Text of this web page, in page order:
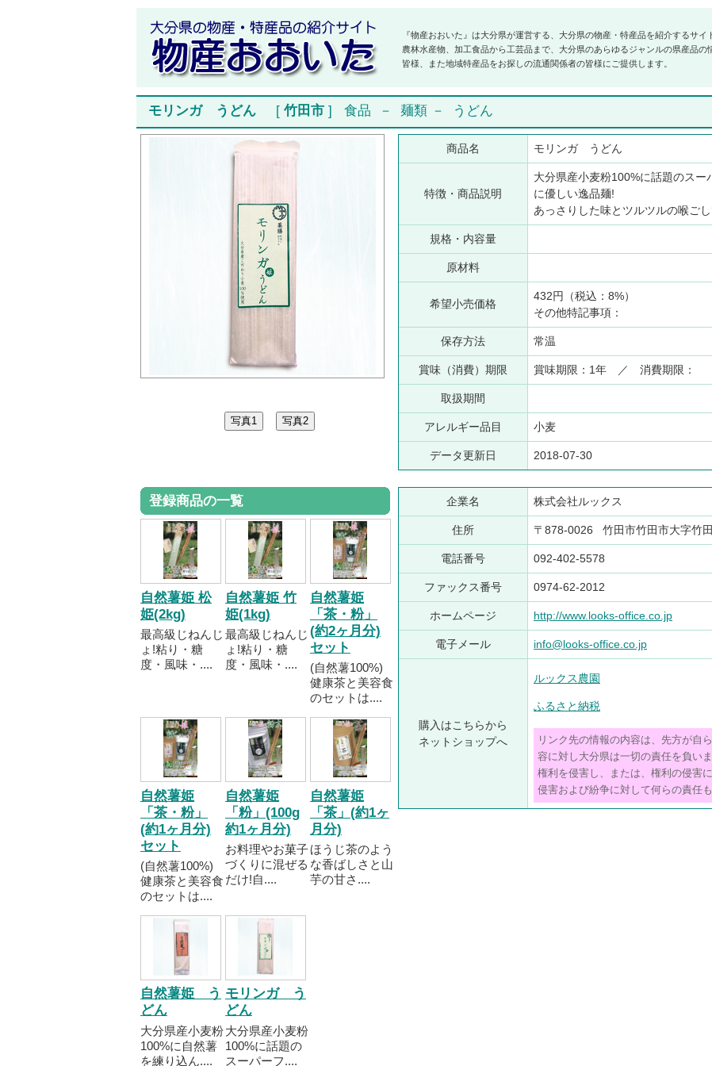
『物産おおいた』は大分県が運営する、大分県の物産・特産品を紹介するサイ
農林水産物、加工食品から工芸品まで、大分県のあらゆるジャンルの県産品の
皆様、また地域特産品をお探しの流通関係者の皆様にご提供します。
モリンガ うどん [ 竹田市 ] 食品 － 麺類 － うどん
商品名 モリンガ うどん
特徴・商品説明
大分県産小麦粉100%に話題のス
に優しい逸品麺!
あっさりした味とツルツルの喉ご
規格・内容量
原材料
希望小売価格
432円（税込：8%）
その他特記事項：
保存方法 常温
賞味（消費）期限 賞味期限：1年 ／ 消費期限：
取扱期間
アレルギー品目 小麦
データ更新日 2018-07-30
登録商品の一覧
自然薯姫 松
姫(2kg)
最高級じねんじ
ょ!粘り・糖
度・風味・....
自然薯姫 竹
姫(1kg)
最高級じねんじ
ょ!粘り・糖
度・風味・....
自然薯姫
「茶・粉」
(約2ヶ月分)
セット
(自然薯100%)
健康茶と美容食
のセットは....
自然薯姫
「茶・粉」
(約1ヶ月分)
セット
(自然薯100%)
健康茶と美容食
のセットは....
自然薯姫
「粉」(100g
約1ヶ月分)
お料理やお菓子
づくりに混ぜる
だけ!自....
自然薯姫
「茶」(約1ヶ
月分)
ほうじ茶のよう
な香ばしさと山
芋の甘さ....
自然薯姫 う
どん
大分県産小麦粉
100%に自然薯
を練り込ん....
モリンガ う
どん
大分県産小麦粉
100%に話題の
スーパーフ....
企業名 株式会社ルックス
住所 〒878-0026 竹田市竹田市大字竹
電話番号 092-402-5578
ファックス番号 0974-62-2012
ホームページ http://www.looks-office.co.jp
電子メール info@looks-office.co.jp
購入はこちらから
ネットショップへ
ルックス農園
ふるさと納税
リンク先の情報の内容は、先方が自
容に対し大分県は一切の責任を負い
権利を侵害し、または、権利の侵害
侵害および紛争に対して何らの責任